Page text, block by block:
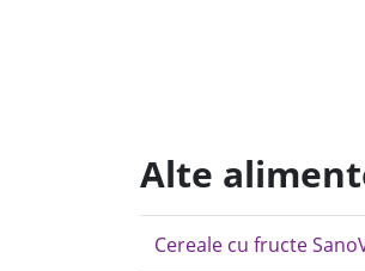
Alte
Cereale cu fructe